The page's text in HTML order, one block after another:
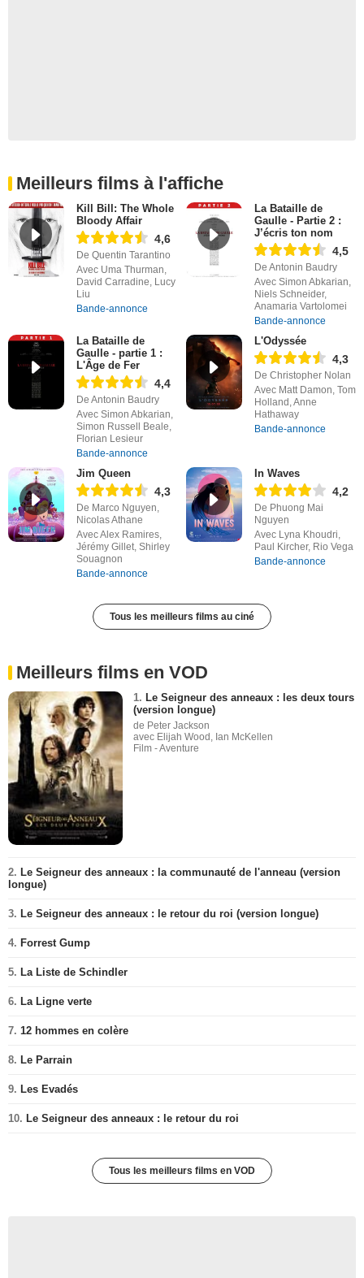
Meilleurs films à l'affiche
Kill Bill: The Whole
Bloody Affair
4,6
De Quentin Tarantino
Avec Uma Thurman,
David Carradine, Lucy
Liu
Bande-annonce
La Bataille de
Gaulle - Partie 2 :
J’écris ton nom
4,5
De Antonin Baudry
Avec Simon Abkarian,
Niels Schneider,
Anamaria Vartolomei
Bande-annonce
La Bataille de
Gaulle - partie 1 :
L'Âge de Fer
4,4
De Antonin Baudry
Avec Simon Abkarian,
Simon Russell Beale,
Florian Lesieur
Bande-annonce
L'Odyssée
4,3
De Christopher Nolan
Avec Matt Damon, Tom
Holland, Anne
Hathaway
Bande-annonce
Jim Queen
4,3
De Marco Nguyen,
Nicolas Athane
Avec Alex Ramires,
Jérémy Gillet, Shirley
Souagnon
Bande-annonce
In Waves
4,2
De Phuong Mai
Nguyen
Avec Lyna Khoudri,
Paul Kircher, Rio Vega
Bande-annonce
Tous les meilleurs films au ciné
Meilleurs films en VOD
1. Le Seigneur des anneaux : les deux tours
(version longue)
de Peter Jackson
avec Elijah Wood, Ian McKellen
Film - Aventure
2. Le Seigneur des anneaux : la communauté de l'anneau (version
longue)
3. Le Seigneur des anneaux : le retour du roi (version longue)
4. Forrest Gump
5. La Liste de Schindler
6. La Ligne verte
7. 12 hommes en colère
8. Le Parrain
9. Les Evadés
10. Le Seigneur des anneaux : le retour du roi
Tous les meilleurs films en VOD